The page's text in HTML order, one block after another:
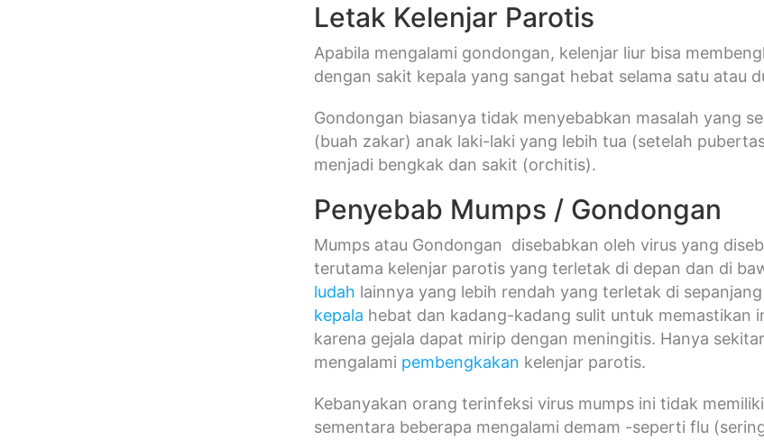
Letak Kelenjar Parotis
Apabila mengalami gondongan, kelenjar liur bisa
dengan sakit kepala yang sangat hebat selama satu atau
Gondongan biasanya tidak menyebabkan masalah yang
(buah zakar) anak laki-laki yang lebih tua (setelah
menjadi bengkak dan sakit (orchitis).
Penyebab Mumps / Gondongan
Mumps atau Gondongan disebabkan oleh virus yang
terutama kelenjar parotis yang terletak di depan dan di
ludah lainnya yang lebih rendah yang terletak di
kepala hebat dan kadang-kadang sulit untuk memastikan
karena gejala dapat mirip dengan meningitis. Hanya
mengalami pembengkakan kelenjar parotis.
Kebanyakan orang terinfeksi virus mumps ini tidak
sementara beberapa mengalami demam -seperti flu